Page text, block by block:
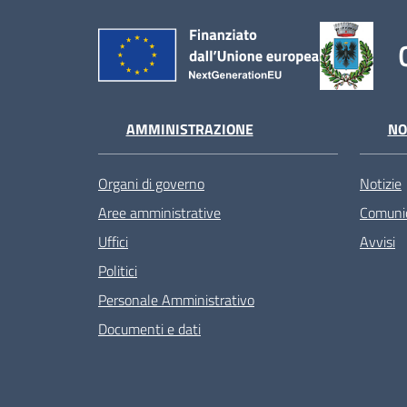
AMMINISTRAZIONE
Organi di governo
Aree amministrative
Uffici
Politici
Personale Amministrativo
Documenti e dati
Notizie
Avvisi